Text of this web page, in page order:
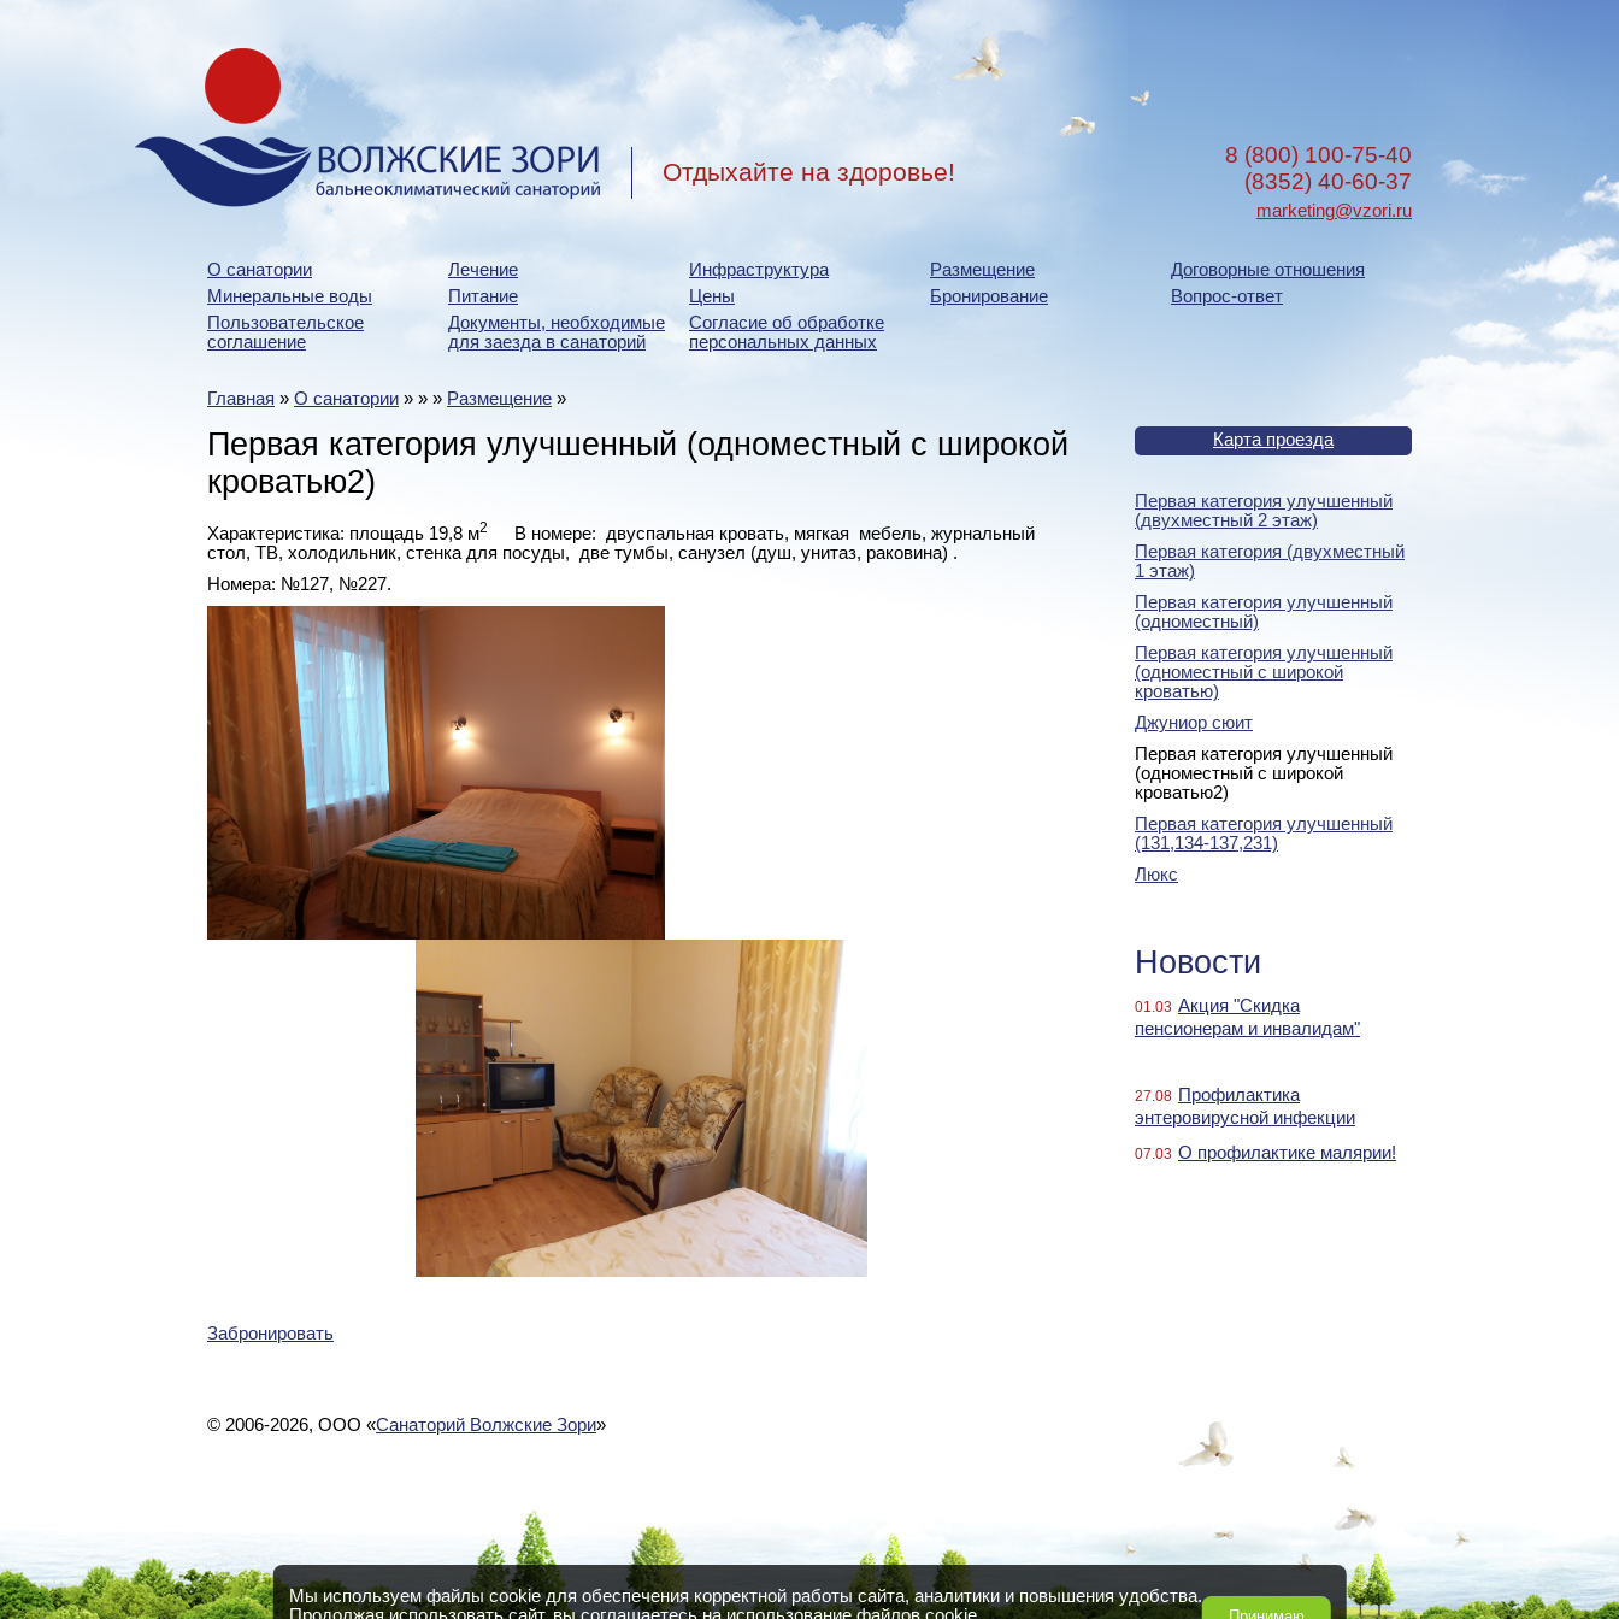
Отдыхайте на здоровье!
8 (800) 100-75-40
(8352) 40-60-37
marketing@vzori.ru
О санатории Лечение Инфраструктура Размещение
Договорные отношения
Минеральные воды
Питание Цены Бронирование
Вопрос-ответ
Пользовательское
соглашение
Документы, необходимые
для заезда в санаторий
Согласие об обработке
персональных данных
Главная » О санатории » » » Размещение »
Первая категория улучшенный (одноместный с широкой
кроватью2)
Характеристика: площадь 19,8 м2
В номере: двуспальная кровать, мягкая мебель, журнальный
стол, ТВ, холодильник, стенка для посуды, две тумбы, санузел (душ, унитаз, раковина) .
Номера: №127, №227.
Забронировать
Карта проезда
Первая категория улучшенный
(двухместный 2 этаж)
Первая категория (двухместный
1 этаж)
Первая категория улучшенный
(одноместный)
Первая категория улучшенный
(одноместный с широкой
кроватью)
Джуниор сюит
Первая категория улучшенный
(одноместный с широкой
кроватью2)
Первая категория улучшенный
(131,134-137,231)
Люкс
Новости
01.03 Акция "Скидка
пенсионерам и инвалидам"
27.08 Профилактика
энтеровирусной инфекции
07.03 О профилактике малярии!
© 2006-2026, ООО «Санаторий Волжские Зори»
Мы используем файлы cookie для обеспечения корректной работы сайта, аналитики и повышения удобства.